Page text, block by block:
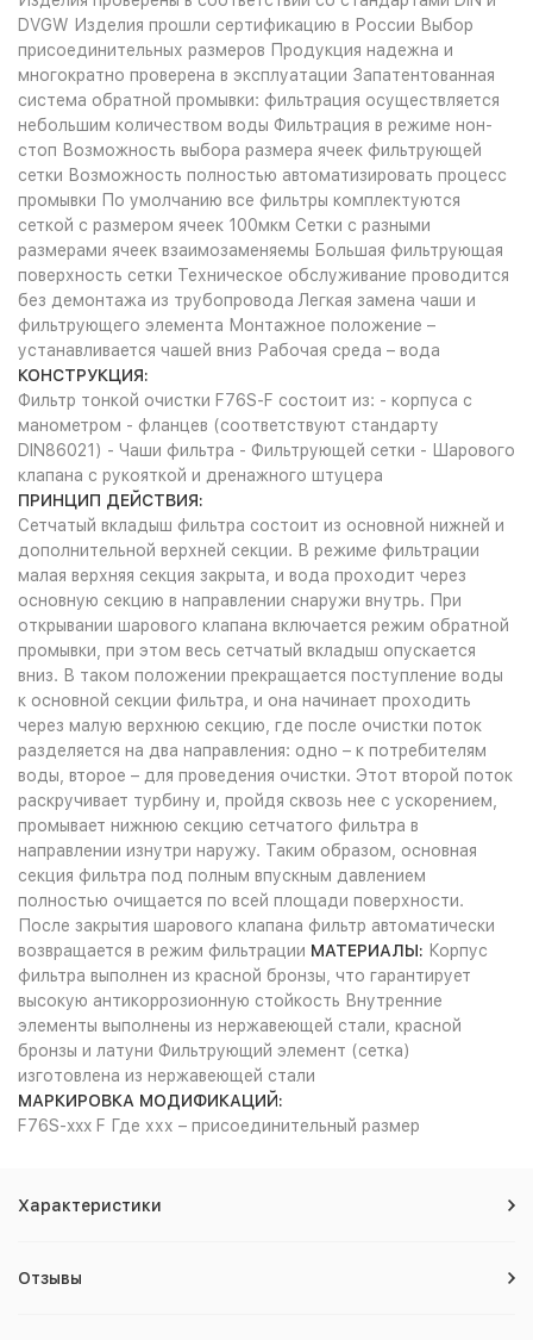
DVGW Изделия прошли сертификацию в России Выбор
присоединительных размеров Продукция надежна и
многократно проверена в эксплуатации Запатентованная
система обратной промывки: фильтрация осуществляется
небольшим количеством воды Фильтрация в режиме нон-
стоп Возможность выбора размера ячеек фильтрующей
сетки Возможность полностью автоматизировать процесс
промывки По умолчанию все фильтры комплектуются
сеткой с размером ячеек 100мкм Сетки с разными
размерами ячеек взаимозаменяемы Большая фильтрующая
поверхность сетки Техническое обслуживание проводится
без демонтажа из трубопровода Легкая замена чаши и
фильтрующего элемента Монтажное положение –
устанавливается чашей вниз Рабочая среда – вода
КОНСТРУКЦИЯ:
Фильтр тонкой очистки F76S-F состоит из: - корпуса с
манометром - фланцев (соответствуют стандарту
DIN86021) - Чаши фильтра - Фильтрующей сетки - Шарового
клапана с рукояткой и дренажного штуцера
ПРИНЦИП ДЕЙСТВИЯ:
Сетчатый вкладыш фильтра состоит из основной нижней и
дополнительной верхней секции. В режиме фильтрации
малая верхняя секция закрыта, и вода проходит через
основную секцию в направлении снаружи внутрь. При
открывании шарового клапана включается режим обратной
промывки, при этом весь сетчатый вкладыш опускается
вниз. В таком положении прекращается поступление воды
к основной секции фильтра, и она начинает проходить
через малую верхнюю секцию, где после очистки поток
разделяется на два направления: одно – к потребителям
воды, второе – для проведения очистки. Этот второй поток
раскручивает турбину и, пройдя сквозь нее с ускорением,
промывает нижнюю секцию сетчатого фильтра в
направлении изнутри наружу. Таким образом, основная
секция фильтра под полным впускным давлением
полностью очищается по всей площади поверхности.
После закрытия шарового клапана фильтр автоматически
возвращается в режим фильтрации МАТЕРИАЛЫ: Корпус
фильтра выполнен из красной бронзы, что гарантирует
высокую антикоррозионную стойкость Внутренние
элементы выполнены из нержавеющей стали, красной
бронзы и латуни Фильтрующий элемент (сетка)
изготовлена из нержавеющей стали
МАРКИРОВКА МОДИФИКАЦИЙ:
F76S-xxx F Где ххх – присоединительный размер
Характеристики
Отзывы